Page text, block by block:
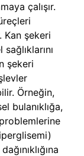
çalışır.
şekeri
şekeri
Örneğin,
bulanıklığa,